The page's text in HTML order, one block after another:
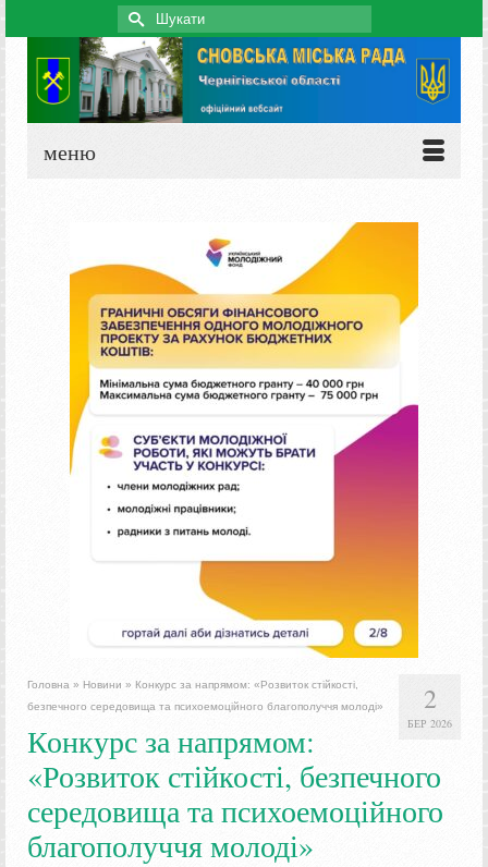
Search
for:
меню
2
БЕР 2026
Головна » Новини » Конкурс за напрямом: «Розвиток стійкості,
безпечного середовища та психоемоційного благополуччя молоді»
Конкурс за напрямом:
«Розвиток стійкості, безпечного
середовища та психоемоційного
благополуччя молоді»